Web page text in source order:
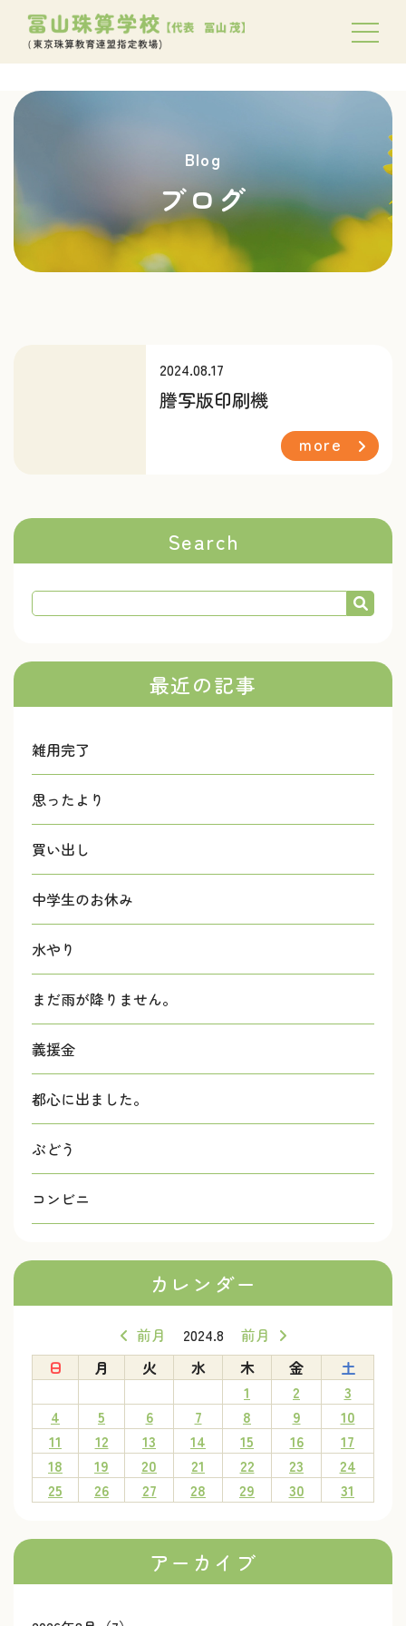
Blog
ブログ
2024.08.17
謄写版印刷機
more
Search
最近の記事
雑用完了
思ったより
買い出し
中学生のお休み
水やり
まだ雨が降りません。
義援金
都心に出ました。
ぶどう
コンビニ
カレンダー
前月 2024.8
前月
日
月 火 水 木 金
土
1
2
3
4
5 6 7 8 9
10
11
12 13 14 15 16
17
18
19 20 21 22 23
24
25
26 27 28 29 30 31
アーカイブ